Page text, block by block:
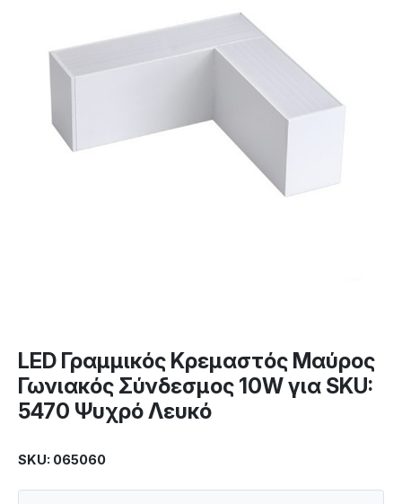
LED Γραμμικός Κρεμαστός Μαύρος
Γωνιακός Σύνδεσμος 10W για SKU:
5470 Ψυχρό Λευκό
SKU: 065060